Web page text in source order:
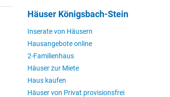
Häuser Königsbach-Stein
Inserate von Häusern
Hausangebote online
2-Familienhaus
Häuser zur Miete
Haus kaufen
Häuser von Privat provisionsfrei